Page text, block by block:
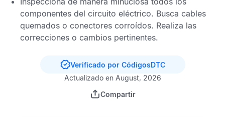
componentes del circuito eléctrico. Busca cables
quemados o conectores corroídos. Realiza las
correcciones o cambios pertinentes.
Verificado por CódigosDTC
Actualizado en August, 2026
Compartir